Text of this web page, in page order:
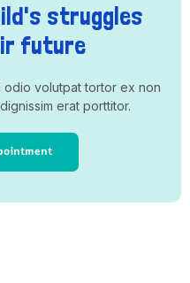
struggles
future
odio volutpat tortor ex non
erat porttitor.